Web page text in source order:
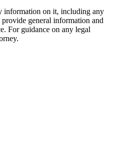
information on it, including any
general information and
For guidance on any legal